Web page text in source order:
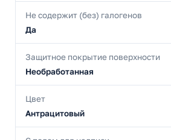
Не содержит (без) галогенов
Да
Защитное покрытие поверхности
Необработанная
Цвет
Антрацитовый